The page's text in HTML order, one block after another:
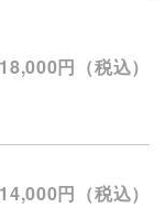
18,000円（税込）
14,000円（税込）